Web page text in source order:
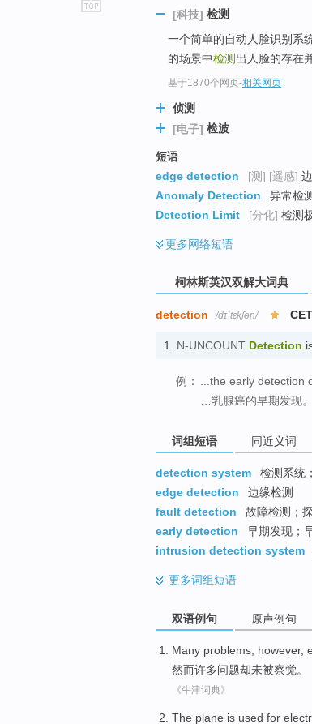
[科技] 检测
一个简单的自动人脸识别系
的场景中检测 出人脸的存在
基于1870个网页-相关网页
侦测
[电子] 检波
短语
edge detection
[测] [遥感]
Anomaly Detection
异常检
Detection Limit
[分化] 检测
更多网络短语
柯林斯英汉双解大词典
detection /dɪˈtɛkʃən/
1. N-UNCOUNT Detection
例：
...the early detection
…乳腺癌的早期发现。
词组短语 同近义词
detection system
检测系统
edge detection
边缘检测
fault detection
故障检测；
early detection
早期发现；
intrusion detection system
更多词组短语
双语例句 原声例句
Many problems however,
然而许多问题却未被察觉。
《牛津词典》
The plane is used for